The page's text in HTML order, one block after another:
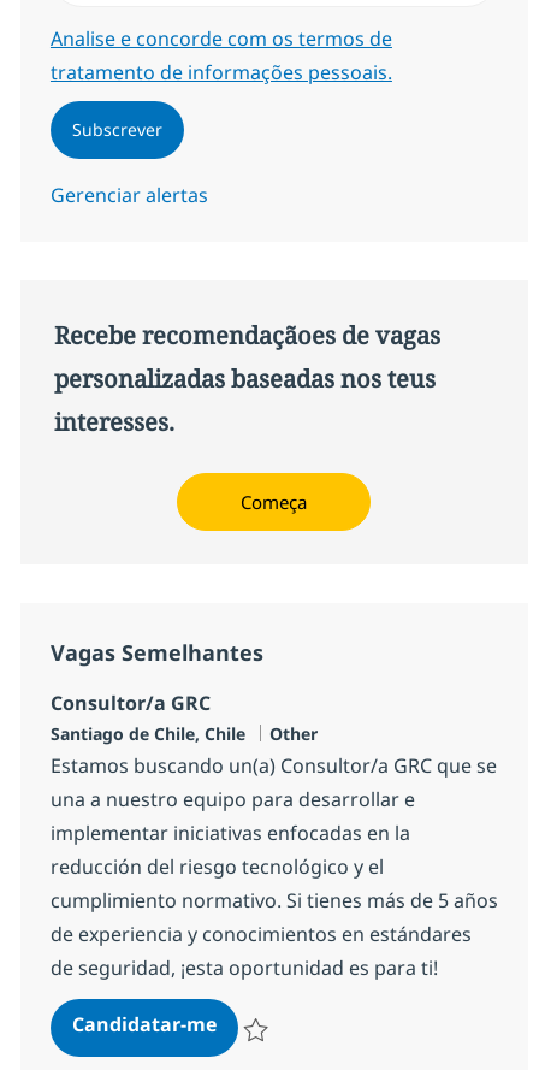
Required
Analise e concorde com os termos de
tratamento de informações pessoais.
Subscrever
Gerenciar alertas
Recebe recomendaçãoes de vagas
personalizadas baseadas nos teus
interesses.
Começa
Vagas Semelhantes
Consultor/a GRC
Localização
Santiago de Chile, Chile Categoria
Other
Estamos buscando un(a) Consultor/a GRC que se
una a nuestro equipo para desarrollar e
implementar iniciativas enfocadas en la
reducción del riesgo tecnológico y el
cumplimiento normativo. Si tienes más de 5 años
de experiencia y conocimientos en estándares
de seguridad, ¡esta oportunidad es para ti!
Candidatar-meConsultor/a GRC